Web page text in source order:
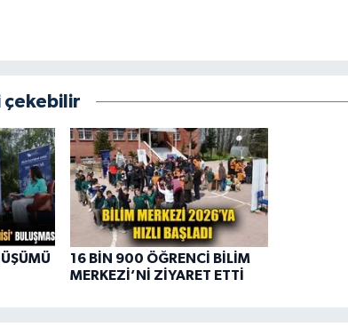
çekebilir
16 BİN 900 ÖĞRENCİ BİLİM
MERKEZİ’Nİ ZİYARET ETTİ